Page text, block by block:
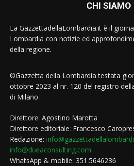
CHI SIAMO
La GazzettadellaLombardia.it è il
Lombardia con notizie ed
della regione.
©Gazzetta della Lombardia testata
ottobre 2023 al nr. 120 del registro
di Milano.
Direttore: Agostino Marotta
Direttore editoriale: Francesco
Redazione:
info@dueaconsulting.com
WhatsApp & mobile: 351.5646236